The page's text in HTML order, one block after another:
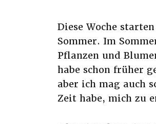
Diese Woche
Sommer. Im
Pflanzen und
habe schon früher
aber ich mag auch
Zeit habe, mich zu